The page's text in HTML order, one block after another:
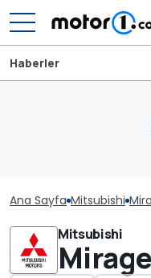
Haberler
Ana Sayfa Mitsubishi
Mitsubishi
Mirage